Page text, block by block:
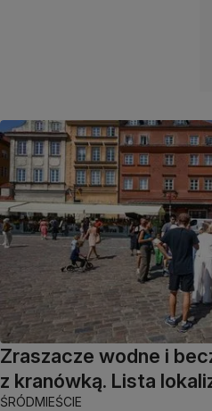
Zraszacze wodne i
z kranówką. Lista
ŚRÓDMIEŚCIE